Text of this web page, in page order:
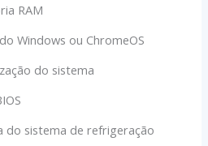
RAM
Windows ou ChromeOS
do sistema
do sistema de refrigeração